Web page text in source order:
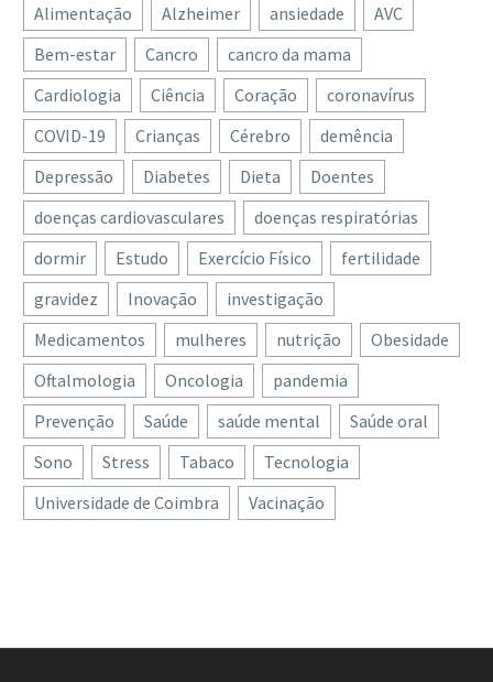
Alimentação Alzheimer ansiedade
AVC
Bem-estar
Cancro
cancro da mama
Cardiologia
Ciência Coração
coronavírus
COVID-19
Crianças Cérebro
demência
Depressão
Diabetes Dieta
Doentes
doenças cardiovasculares
doenças respiratórias
dormir
Estudo Exercício Físico
fertilidade
gravidez
Inovação
investigação
Medicamentos
mulheres nutrição
Obesidade
Oftalmologia
Oncologia
pandemia
Prevenção
Saúde saúde mental
Saúde oral
Sono
Stress Tabaco
Tecnologia
Universidade de Coimbra
Vacinação